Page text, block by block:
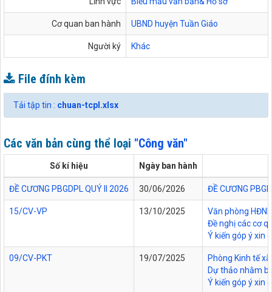
Cơ quan ban hành UBND huyện Tuần Giáo
Người ký Khác
File đính kèm
Tải tập tin : chuan-tcpl.xlsx
Các văn bản cùng thể loại "Công văn"
Số kí hiệu Ngày ban hành
ĐỀ CƯƠNG PBGDPL QUÝ II 2026 30/06/2026 ĐỀ CƯƠNG
15/CV-VP 13/10/2025
Văn phòng
Đề nghị các cơ
Ý kiến góp ý xin
09/CV-PKT 19/07/2025
Phòng Kinh tế
Dự thảo nhằm
Ý kiến góp ý xin